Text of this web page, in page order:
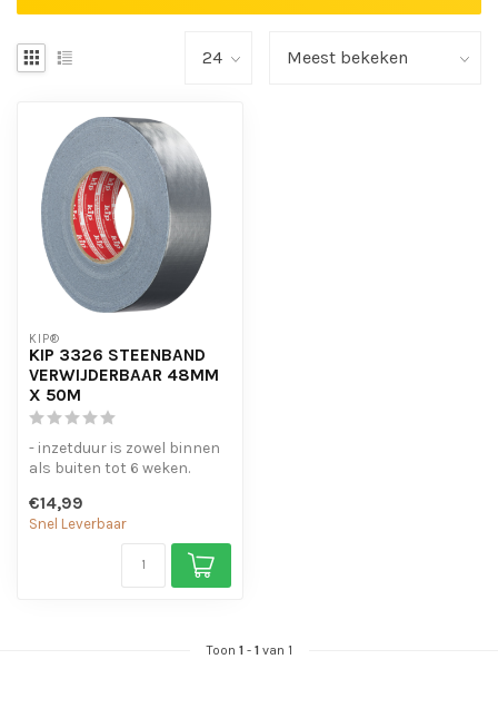
KIP®
KIP 3326 STEENBAND
VERWIJDERBAAR 48MM
X 50M
- inzetduur is zowel binnen
als buiten tot 6 weken.
Waterafst...
€14,99
Snel Leverbaar
Toon 1- 1van 1